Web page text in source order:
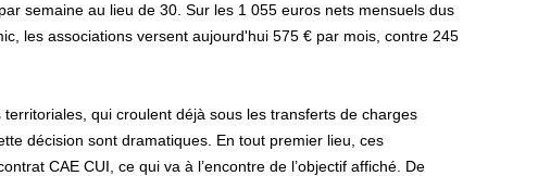
semaine au lieu de 30. Sur les 1 055 euros nets mensuels dus
les associations versent aujourd'hui 575 € par mois, contre 245
qui croulent déjà sous les transferts de charges
décision sont dramatiques. En tout premier lieu, ces
CAE CUI, ce qui va à l’encontre de l’objectif affiché. De